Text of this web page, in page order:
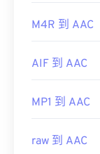
M4R 到 AAC
AIF 到 AAC
MP1 到 AAC
raw 到 AAC